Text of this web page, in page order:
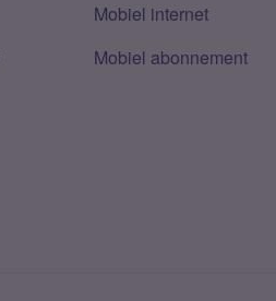
Mobiel internet
Mobiel abonnement